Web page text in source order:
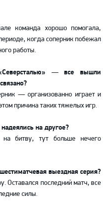
команда хорошо помогала,
когда соперник побежал
работы.
—все вышли
— организованно играет и
причина таких тяжелых игр.
на другое?
битву, тут больше нечего
выездная серия?
Оставался последний матч, все
силы.